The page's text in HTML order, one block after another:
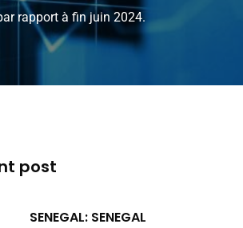
rapport à fin juin 2024.
post
SENEGAL: SENEGAL